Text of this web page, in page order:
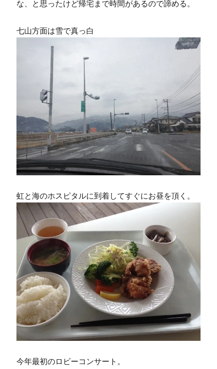
な、と思ったけど帰宅まで時間があるので諦める。
七山方面は雪で真っ白
虹と海のホスピタルに到着してすぐにお昼を頂く。
今年最初のロビーコンサート。